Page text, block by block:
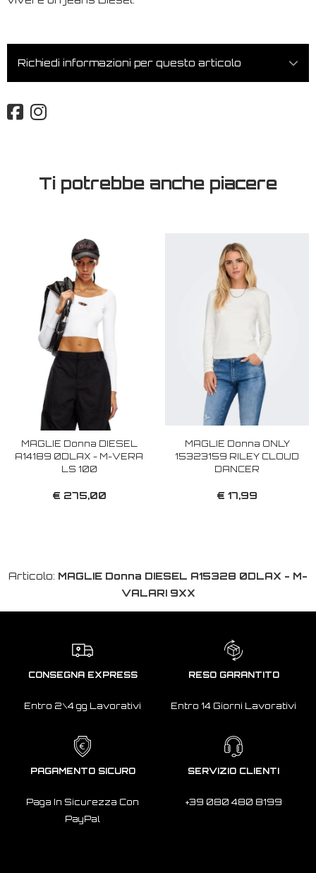
Richiedi informazioni per questo articolo
Ti potrebbe anche piacere
MAGLIE Donna DIESEL
A14189 0DLAX - M-VERA
LS 100
€ 275,00
MAGLIE Donna ONLY
15323159 RILEY CLOUD
DANCER
€ 17,99
Articolo: MAGLIE Donna DIESEL A15328 0DLAX - M-
VALARI 9XX
CONSEGNA EXPRESS
Entro 2\4 gg Lavorativi
RESO GARANTITO
Entro 14 Giorni Lavorativi
PAGAMENTO SICURO
Paga In Sicurezza Con
PayPal
SERVIZIO CLIENTI
+39 080 480 8199